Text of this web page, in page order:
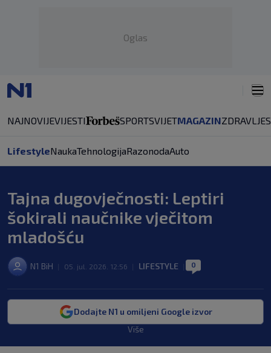
Oglas
NAJNOVIJEVIJESTI SPORTSVIJETMAGAZINZDRAVLJE
LifestyleNaukaTehnologijaRazonodaAuto
Tajna dugovječnosti: Leptiri
šokirali naučnike vječitom
mladošću
N1 BiH 05. jul. 2026. 12:56 LIFESTYLE 0
Dodajte N1 u omiljeni Google izvor
Više